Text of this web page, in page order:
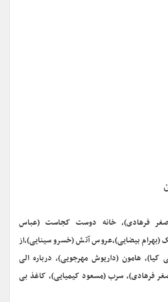
فرهادی)، خانه دوست کجاست (عباس
(بهرام بیضایی)،عروس آتش (خسرو سینایی)،از
کیا)، هامون (داریوش مهرجویی)، درباره الی
فرهادی)، سرب (مسعود کیمیایی)، کاغذ بی